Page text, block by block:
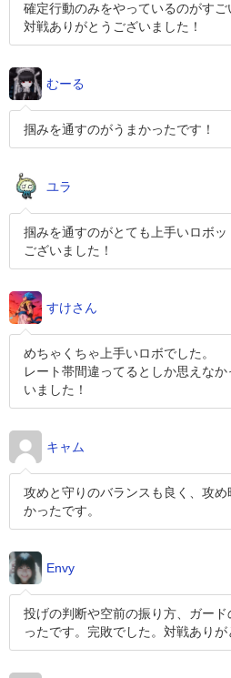
確定行動のみをやっているのがす
対戦ありがとうございました！
むーる
掴みを通すのがうまかったです！
ユラ
掴みを通すのがとても上手いロボ
ございました！
すけさん
めちゃくちゃ上手いロボでした。
レート帯間違ってるとしか思えな
いました！
キャム
攻めと守りのバランスも良く、攻
かったです。
Envy
投げの判断や空前の振り方、ガー
ったです。完敗でした。対戦ありが